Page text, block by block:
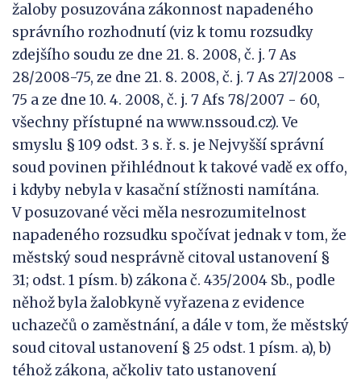
žaloby posuzována zákonnost napadeného
správního rozhodnutí (viz k tomu rozsudky
zdejšího soudu ze dne 21. 8. 2008, č. j. 7 As
28/2008-75, ze dne 21. 8. 2008, č. j. 7 As 27/2008 -
75 a ze dne 10. 4. 2008, č. j. 7 Afs 78/2007 - 60,
všechny přístupné na www.nssoud.cz). Ve
smyslu § 109 odst. 3 s. ř. s. je Nejvyšší správní
soud povinen přihlédnout k takové vadě ex offo,
i kdyby nebyla v kasační stížnosti namítána.
V posuzované věci měla nesrozumitelnost
napadeného rozsudku spočívat jednak v tom, že
městský soud nesprávně citoval ustanovení §
31; odst. 1 písm. b) zákona č. 435/2004 Sb., podle
něhož byla žalobkyně vyřazena z evidence
uchazečů o zaměstnání, a dále v tom, že městský
soud citoval ustanovení § 25 odst. 1 písm. a), b)
téhož zákona, ačkoliv tato ustanovení